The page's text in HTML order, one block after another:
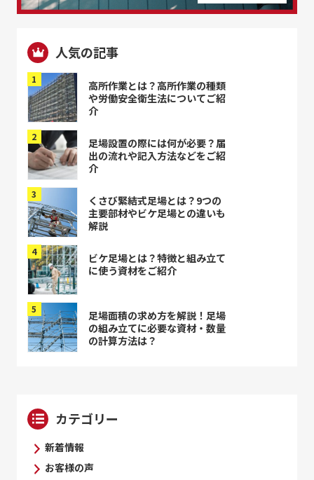
人気の記事
高所作業とは？高所作業の種類
や労働安全衛生法についてご紹
介
足場設置の際には何が必要？届
出の流れや記入方法などをご紹
介
くさび緊結式足場とは？9つの
主要部材やビケ足場との違いも
解説
ビケ足場とは？特徴と組み立て
に使う資材をご紹介
足場面積の求め方を解説！足場
の組み立てに必要な資材・数量
の計算方法は？
カテゴリー
新着情報
お客様の声